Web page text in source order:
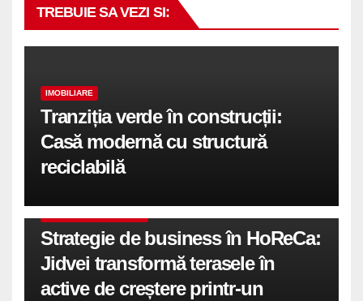
TREBUIE SA VEZI SI:
IMOBILIARE
Tranziția verde în construcții:
Casă modernă cu structură
reciclabilă
Strategie de business în HoReCa:
Jidvei transformă terasele în
active de creștere printr-un